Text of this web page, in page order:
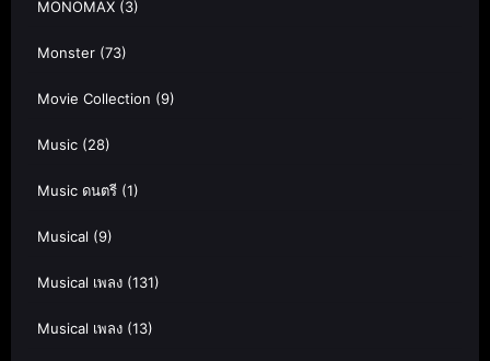
MONOMAX (3)
Monster (73)
Movie Collection (9)
Music (28)
Music ดนตรี (1)
Musical (9)
Musical เพลง (131)
Musical เพลง (13)